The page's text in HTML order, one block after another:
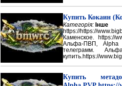
Купить Кокаин
Категорія: Інше
https://https://
Каменское. https://
Альфа-ПВП, Alpha
телеграмм.
купить.https://
Купить